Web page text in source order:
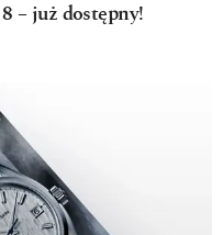
– już dostępny!